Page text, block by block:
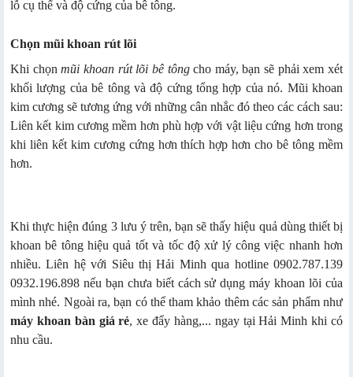
lỗ cụ thể và độ cứng của bê tông.
Chọn mũi khoan rút lõi
Khi chọnmũi khoan rút lõi bê tôngcho máy, bạn sẽ phải xem xét
khối lượng của bê tông và độ cứng tổng hợp của nó. Mũi khoan
kim cương sẽ tương ứng với những cân nhắc đó theo các cách sau:
Liên kết kim cương mềm hơn phù hợp với vật liệu cứng hơn trong
khi liên kết kim cương cứng hơn thích hợp hơn cho bê tông mềm
hơn.
Khi thực hiện đúng 3 lưu ý trên, bạn sẽ thấy hiệu quả dùng thiết bị
khoan bê tông hiệu quả tốt và tốc độ xử lý công việc nhanh hơn
nhiều. Liên hệ với Siêu thị Hải Minh qua hotline 0902.787.139
0932.196.898 nếu bạn chưa biết cách sử dụng máy khoan lõi của
mình nhé. Ngoài ra, bạn có thể tham khảo thêm các sản phẩm như
máy khoan bàn giá rẻ, xe đẩy hàng,... ngay tại Hải Minh khi có
nhu cầu.